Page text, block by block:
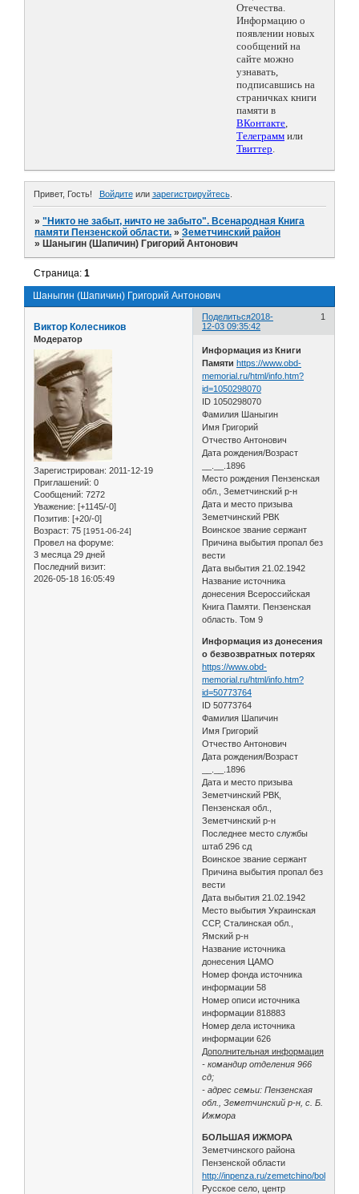
Отечества.
Информацию о
появлении новых
сообщений на
сайте можно
узнавать,
подписавшись на
страничках книги
памяти в
ВКонтакте,
Телеграмм или
Твиттер.
Привет, Гость! Войдитеили зарегистрируйтесь.
»"Никто не забыт, ничто не забыто". Всенародная Книга
памяти Пензенской области. »Земетчинский район
» Шаныгин (Шапичин) Григорий Антонович
Шаныгин (Шапичин) Григорий Антонович
Страница:1
Поделиться 1
2018-
12-03 09:35:42
Виктор Колесников
Модератор
Зарегистрирован: 2011-12-19
Приглашений: 0
Сообщений: 7272
Уважение: [+1145/-0]
Позитив: [+20/-0]
Возраст: 75 [1951-06-24]
Провел на форуме:
3 месяца 29 дней
Последний визит:
2026-05-18 16:05:49
Информация из Книги
Памяти https://www.obd-
memorial.ru/html/info.htm?
id=1050298070
ID 1050298070
Фамилия Шаныгин
Имя Григорий
Отчество Антонович
Дата рождения/Возраст
__.__.1896
Место рождения Пензенская
обл., Земетчинский р-н
Дата и место призыва
Земетчинский РВК
Воинское звание сержант
Причина выбытия пропал без
вести
Дата выбытия 21.02.1942
Название источника
донесения Всероссийская
Книга Памяти. Пензенская
область. Том 9
Информация из донесения
о безвозвратных потерях
https://www.obd-
memorial.ru/html/info.htm?
id=50773764
ID 50773764
Фамилия Шапичин
Имя Григорий
Отчество Антонович
Дата рождения/Возраст
__.__.1896
Дата и место призыва
Земетчинский РВК,
Пензенская обл.,
Земетчинский р-н
Последнее место службы
штаб 296 сд
Воинское звание сержант
Причина выбытия пропал без
вести
Дата выбытия 21.02.1942
Место выбытия Украинская
ССР, Сталинская обл.,
Ямский р-н
Название источника
донесения ЦАМО
Номер фонда источника
информации 58
Номер описи источника
информации 818883
Номер дела источника
информации 626
Дополнительная информация
- командир отделения 966
сд;
- адрес семьи: Пензенская
обл., Земетчинский р-н, с. Б.
Ижмора
БОЛЬШАЯ ИЖМОРА
Земетчинского района
Пензенской области
http://inpenza.ru/zemetchino/
Русское село, центр